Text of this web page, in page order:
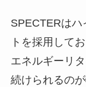
SPECTERは
トを採用して
エネルギーリ
続けられるの